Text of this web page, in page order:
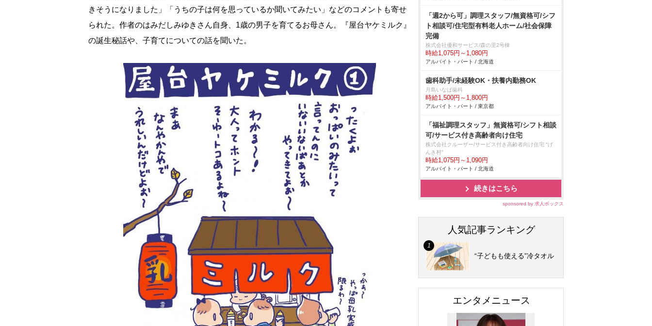
きそうになりました」「うちの子は何を思っているか聞いてみたい」などのコメントも寄せ
られた。作者のはみだしみゆきさん自身、1歳の男子を育てるお母さん。『屋台ヤケミルク』
の誕生秘話や、子育てについての話を聞いた。
「週2から可」調理スタッフ/無資格可/シフ
ト相談可/住宅型有料老人ホーム/社会保障
完備
株式会社優和サービス/森の里2号棟
時給1,075円～1,080円
アルバイト・パート / 北海道
歯科助手/未経験OK・扶養内勤務OK
月島いなば歯科
時給1,500円～1,800円
アルバイト・パート / 東京都
「福祉調理スタッフ」無資格可/シフト相談
可/サービス付き高齢者向け住宅
株式会社クルーザー/サービス付き高齢者向け住宅 “げ
んき村”
時給1,075円～1,090円
アルバイト・パート / 北海道
続きはこちら
sponsored by 求人ボックス
人気記事ランキング
“子どもも使える”冷タオル
エンタメニュース